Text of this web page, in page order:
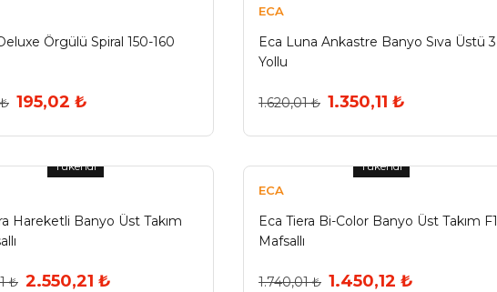
Örgülü Spiral 150-160
195,02 ₺
ECA
Eca Luna Ankastre Banyo Sıva Üstü 3
Yollu
1.620,01 ₺ 1.350,11 ₺
Tükendi
Hareketli Banyo Üst Takım
₺ 2.550,21 ₺
Tükendi
ECA
Eca Tiera Bi-Color Banyo Üst Takım F1
Mafsallı
1.740,01 ₺ 1.450,12 ₺